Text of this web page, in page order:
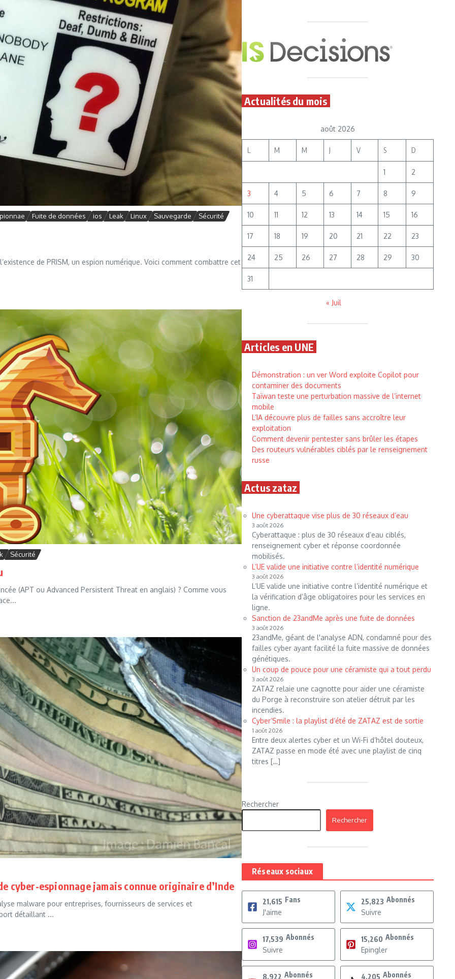
Fuite de données ios Leak Linux Sauvegarde Sécurité
de PRISM, un espion numérique. Voici comment combattre cet
Sécurité
(APT ou Advanced Persistent Threat en anglais) ? Comme vous
cyber-espionnage jamais connue originaire d’Inde
malware pour entreprises, fournisseurs de services et
détaillant ...
Actualités du mois
août 2026
L M M J V S D
1 2
3 4 5 6 7 8 9
10 11 12 13 14 15 16
17 18 19 20 21 22 23
24 25 26 27 28 29 30
31
« Juil
Articles en UNE
Démonstration : un ver Word exploite Copilot pour
contaminer des documents
Taïwan teste une perturbation massive de l’internet
mobile
L’IA découvre plus de failles sans accroître leur
exploitation
Comment devenir pentester sans brûler les étapes
Des routeurs vulnérables ciblés par le renseignement
russe
Actus zataz
Une cyberattaque vise plus de 30 réseaux d’eau
3 août 2026
Cyberattaque : plus de 30 réseaux d’eau ciblés,
renseignement cyber et réponse coordonnée
mobilisés.
L’UE valide une initiative contre l’identité numérique
3 août 2026
L’UE valide une initiative contre l’identité numérique et
la vérification d’âge obligatoires pour les services en
ligne.
Sanction de 23andMe après une fuite de données
3 août 2026
23andMe, géant de l'analyse ADN, condamné pour des
failles cyber ayant facilité la fuite massive de données
génétiques.
Un coup de pouce pour une céramiste qui a tout perdu
3 août 2026
ZATAZ relaie une cagnotte pour aider une céramiste
du Porge à reconstruire son atelier détruit par les
incendies.
Cyber’Smile : la playlist d’été de ZATAZ est de sortie
1 août 2026
Entre deux alertes cyber et un Wi-Fi d’hôtel douteux,
ZATAZ passe en mode été avec une playlist de cinq
titres […]
Rechercher
Rechercher
Réseaux sociaux
21,615 Fans
J'aime
25,823 Abonnés
Suivre
17,539 Abonnés
Suivre
15,260 Abonnés
Epingler
8,922 Abonnés 4,205 Abonnés